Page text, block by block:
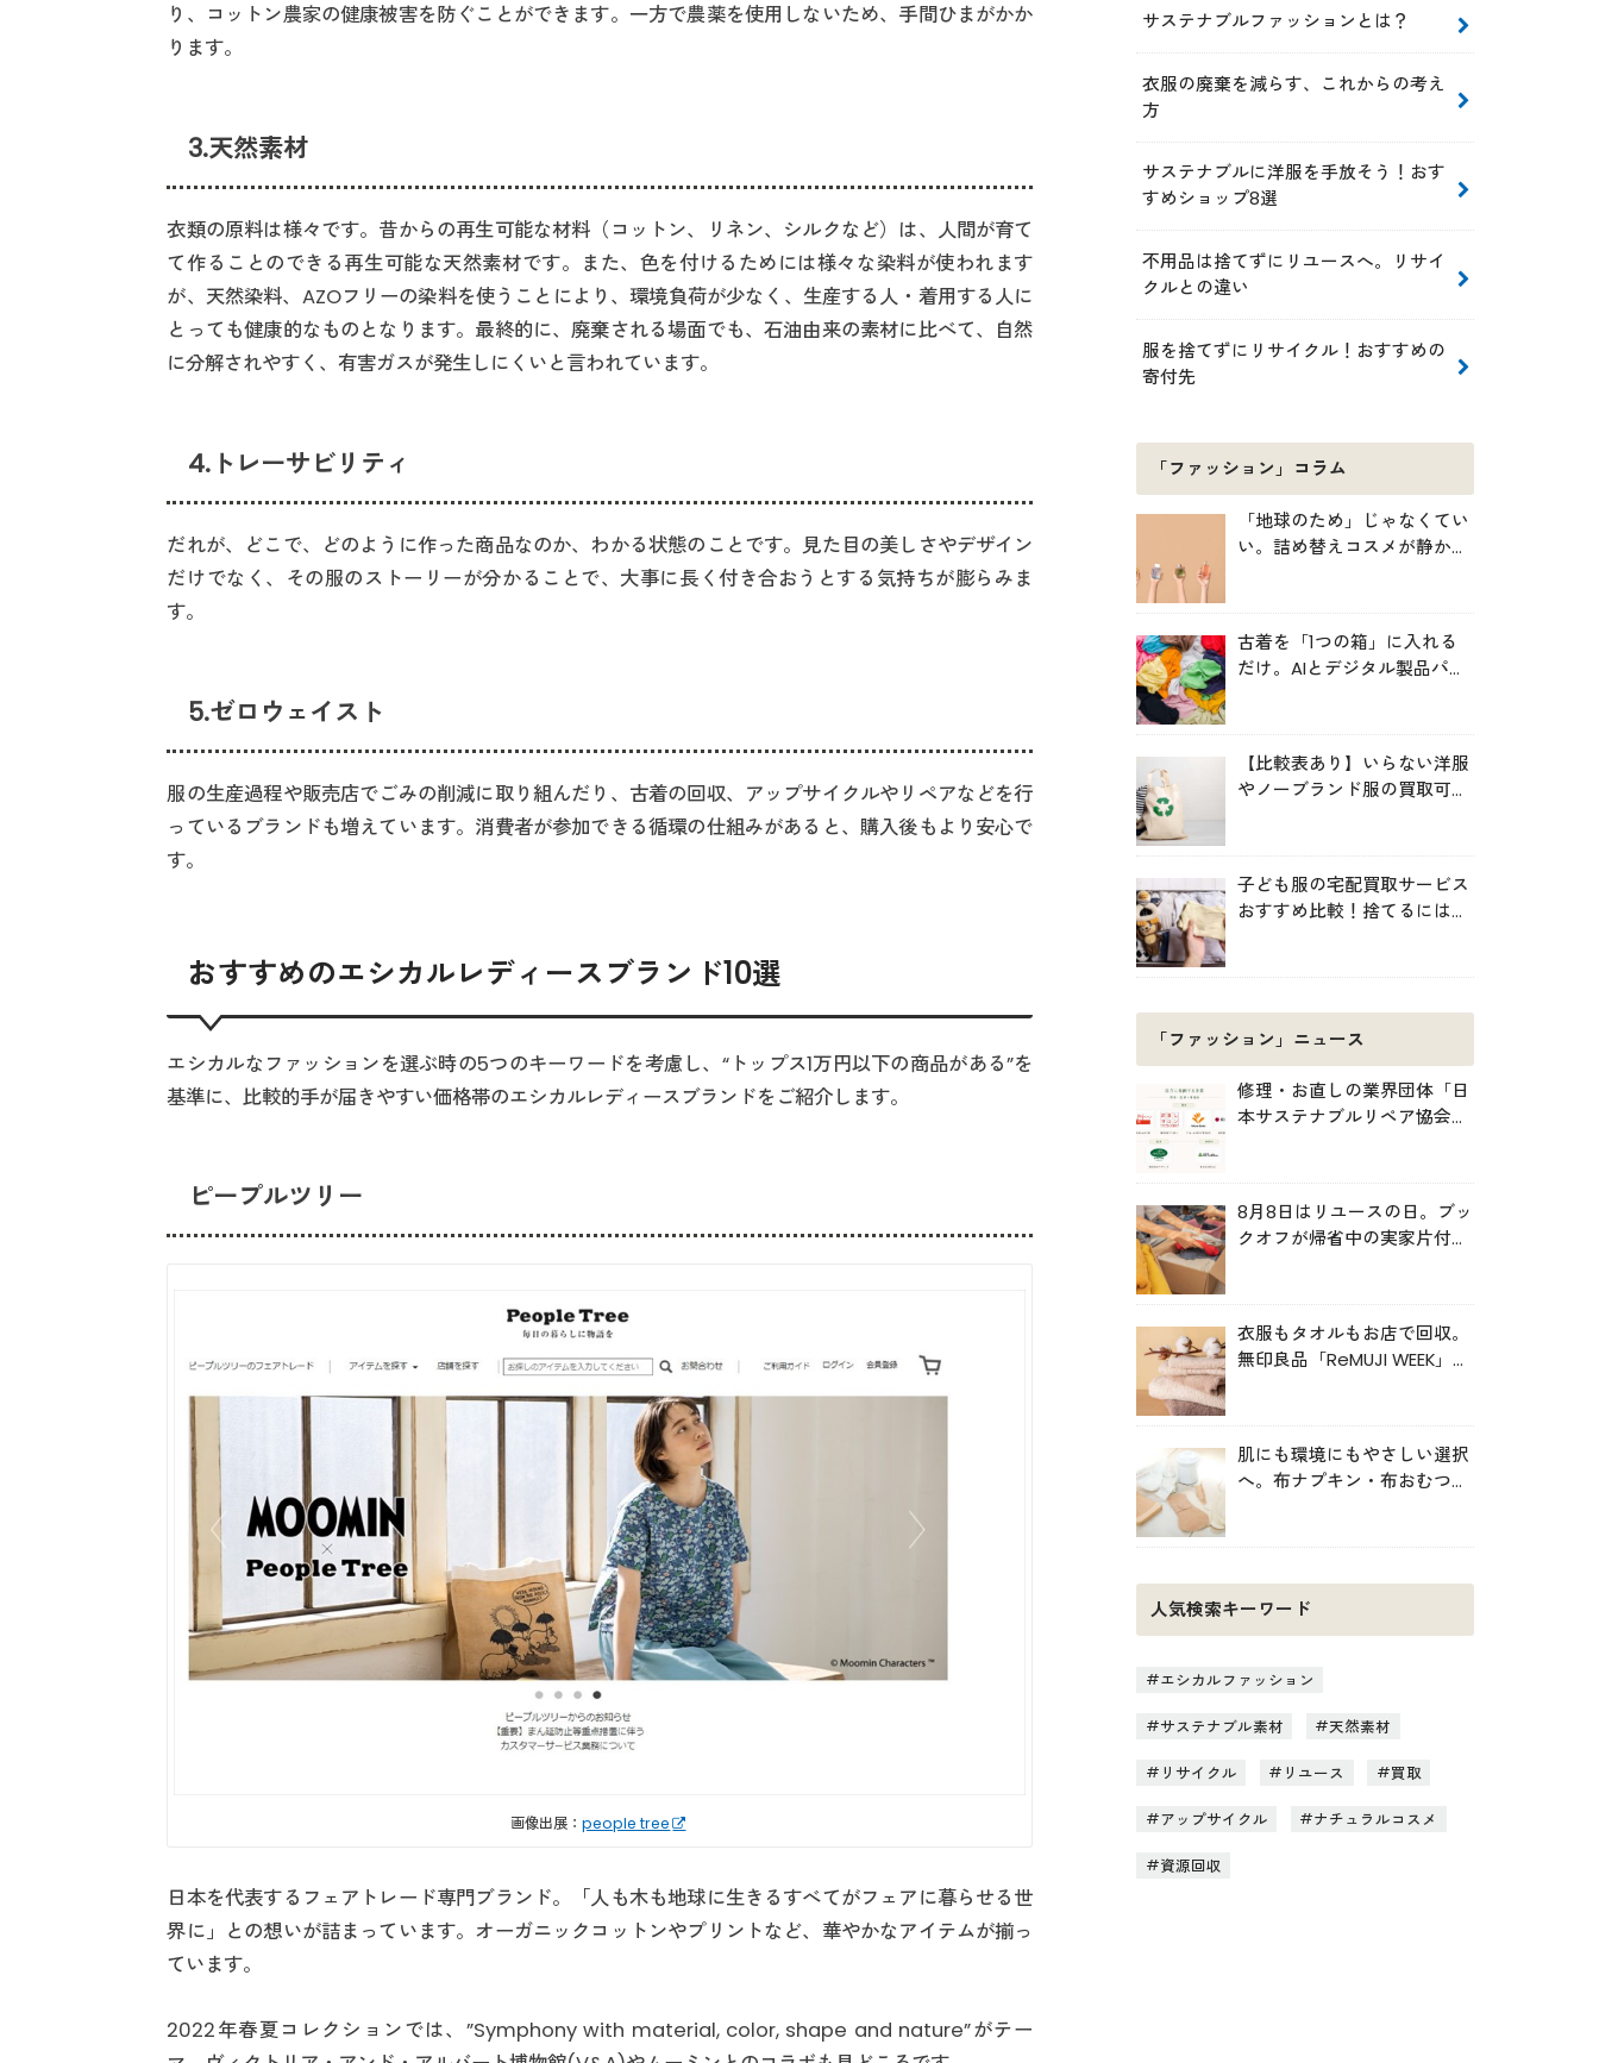
り、コットン農家の健康被害を防ぐことができます。一方で農薬を使用しないため、手間ひまがかか
ります。
3.天然素材
衣類の原料は様々です。昔からの再生可能な材料（コットン、リネン、シルクなど）は、人間が育て
て作ることのできる再生可能な天然素材です。また、色を付けるためには様々な染料が使われます
が、天然染料、AZOフリーの染料を使うことにより、環境負荷が少なく、生産する人・着用する人に
とっても健康的なものとなります。最終的に、廃棄される場面でも、石油由来の素材に比べて、自然
に分解されやすく、有害ガスが発生しにくいと言われています。
4.トレーサビリティ
だれが、どこで、どのように作った商品なのか、わかる状態のことです。見た目の美しさやデザイン
だけでなく、その服のストーリーが分かることで、大事に長く付き合おうとする気持ちが膨らみま
す。
5.ゼロウェイスト
服の生産過程や販売店でごみの削減に取り組んだり、古着の回収、アップサイクルやリペアなどを行
っているブランドも増えています。消費者が参加できる循環の仕組みがあると、購入後もより安心で
す。
おすすめのエシカルレディースブランド10選
エシカルなファッションを選ぶ時の5つのキーワードを考慮し、“トップス1万円以下の商品がある”を
基準に、比較的手が届きやすい価格帯のエシカルレディースブランドをご紹介します。
ピープルツリー
画像出展：people tree
日本を代表するフェアトレード専門ブランド。「人も木も地球に生きるすべてがフェアに暮らせる世
界に」との想いが詰まっています。オーガニックコットンやプリントなど、華やかなアイテムが揃っ
ています。
2022年春夏コレクションでは、”Symphony with material, color, shape and nature”がテー
サステナブルファッションとは？
衣服の廃棄を減らす、これからの考え
方
サステナブルに洋服を手放そう！おす
すめショップ8選
不用品は捨てずにリユースへ。リサイ
クルとの違い
服を捨てずにリサイクル！おすすめの
寄付先
「ファッション」コラム
「地球のため」じゃなくてい
い。詰め替えコスメが静かに
古着を「1つの箱」に入れる
だけ。AIとデジタル製品パス
【比較表あり】いらない洋服
やノーブランド服の買取可能
子ども服の宅配買取サービス
おすすめ比較！捨てるにはも
「ファッション」ニュース
修理・お直しの業界団体「日
本サステナブルリペア協会
8月8日はリユースの日。ブッ
クオフが帰省中の実家片付け
衣服もタオルもお店で回収。
無印良品「ReMUJI WEEK」6
肌にも環境にもやさしい選択
へ。布ナプキン・布おむつの
人気検索キーワード
エシカルファッション
サステナブル素材 天然素材
リサイクル リユース 買取
アップサイクル ナチュラルコスメ
資源回収